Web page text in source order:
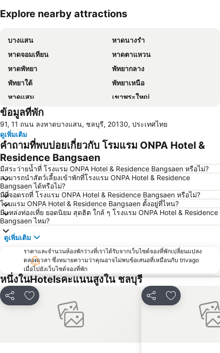
Explore nearby attractions
บางแสน
หาดนางรำ
หาดจอมเทียน
หาดตาแหวน
หาดพัทยา
พัทยากลาง
พัทยาใต้
พัทยาเหนือ
หาดแสม
เขาพระใหญ่
ถนนคนเดิน
วันไหล
CentralFestival Pattaya Beach
ท่าเรือแหลมฉบัง
สวนเสือศรีราชา
สถานีรถไฟพัทยา
วัดหงษ์ทอง
Bali Hai Pier
อนุสาวรีย์กรมหลวงชุมพรเขตอุดมศักดิ์
พีระเซอร์กิต
Pattaya Floating Market
เอสเอฟเอ็กซ์ ซีเนม่า เซ็นทรัลพัทยาบีช
Art in Paradise
พัทยาเทเลกราฟฮิลล์
ข้อมูลที่พัก
91, 11 ถนน ลงหาดบางแสน, ชลบุรี, 20130, ประเทศไทย
ดูเพิ่มเติม
คำถามที่พบบ่อยเกี่ยวกับ โรมแรม ONPA Hotel &
Residence Bangsaen
มีสระว่ายน้ำที่ โรงแรม ONPA Hotel & Residence Bangsaen หรือไม่?
สามารถนำสัตว์เลี้ยงเข้าพักที่โรงแรม ONPA Hotel & Residence
Bangsaen ได้หรือไม่?
มีที่จอดรถที่ โรงแรม ONPA Hotel & Residence Bangsaen หรือไม่?
โรมแรม ONPA Hotel & Residence Bangsaen ตั้งอยู่ที่ไหน?
มีแหล่งท่องเที่ย ยอดนิยม สุดฮิต ใกล้ ๆ โรงแรม ONPA Hotel & Residence
Bangsaen ไหม?
ดูเพิ่มเติม
ราคาและจำนวนห้องพักว่างที่เราได้รับจากเว็บไซต์จองที่พักเปลี่ยนแปลง
ตลอดเวลา ซึ่งหมายความว่าคุณอาจไม่พบข้อเสนอที่เหมือนกับ trivago
เมื่อไปยังเว็บไซต์จองที่พัก
หนึ่งในHotelsคะแนนสูงใน ชลบุรี
แชร์ เพิ่มในรายการโปรด แชร์ เพิ่มในรายกา